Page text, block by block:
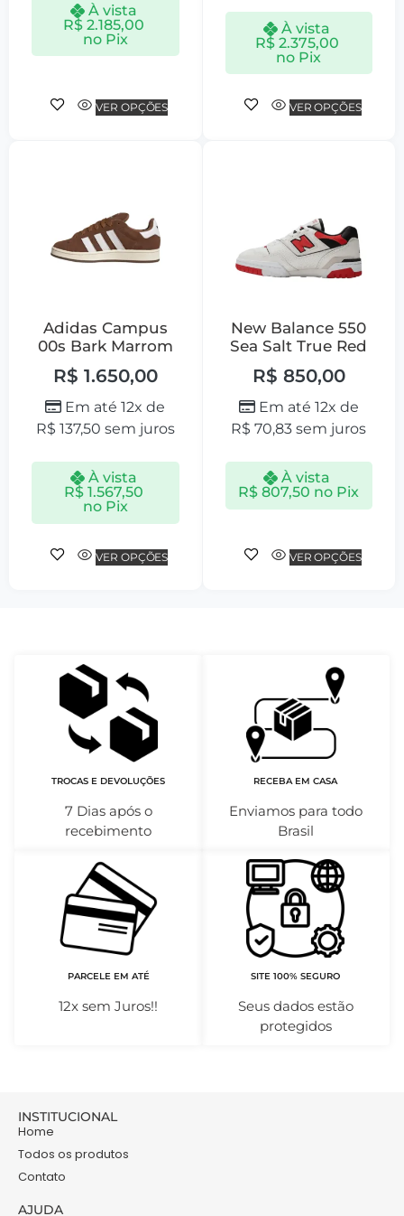
À vista
R$2.185,00
no Pix
VER OPÇÕES
À vista
R$2.375,00
no Pix
VER OPÇÕES
Adidas Campus
00s Bark Marrom
R$ 1.650,00
Em até 12x de
R$ 137,50 sem juros
À vista
R$1.567,50
no Pix
VER OPÇÕES
New Balance 550
Sea Salt True Red
R$ 850,00
Em até 12x de
R$ 70,83 sem juros
À vista
R$ 807,50 no Pix
VER OPÇÕES
TROCAS E DEVOLUÇÕES
7 Dias após o
recebimento
RECEBA EM CASA
Enviamos para todo
Brasil
PARCELE EM ATÉ
12x sem Juros!!
SITE 100% SEGURO
Seus dados estão
protegidos
INSTITUCIONAL
Home
Todos os produtos
Contato
AJUDA